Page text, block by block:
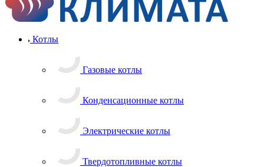
Котлы
Газовые котлы
Конденсационные котлы
Электрические котлы
Твердотопливные котлы